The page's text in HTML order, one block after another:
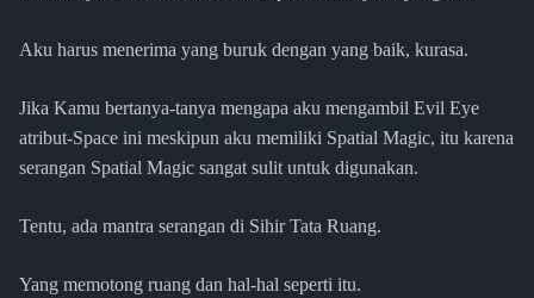
Aku harus menerima yang buruk dengan yang baik, kurasa.
Jika Kamu bertanya-tanya mengapa aku mengambil Evil Eye
atribut-Space ini meskipun aku memiliki Spatial Magic, itu karena
serangan Spatial Magic sangat sulit untuk digunakan.
Tentu, ada mantra serangan di Sihir Tata Ruang.
Yang memotong ruang dan hal-hal seperti itu.